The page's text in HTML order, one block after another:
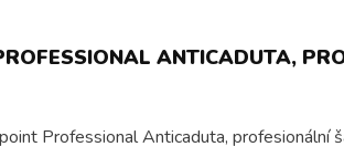
ANTICADUTA,
Professional Anticaduta,